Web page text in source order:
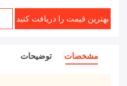
بهترین قیمت را دریافت کنید
مشخصات توضیحات